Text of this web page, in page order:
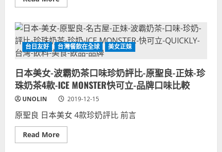
相
臉-
相
似
度
九
彰
察
蕭
富
元-
民
黨
2020
立
委
選
舉
候
選
人
蔣
萬
安
more
樂
優
彌
撞
臉
家
興，
日
本
演
員
神
似
民
黨
發
台日友好 台灣餐飲在全球 美女正妹
日本美女-波霸奶茶口味珍奶評比-原聖良-正妹-珍
珠奶茶4款-ICE MONSTER快可立-品牌口味比較
UNOLIN 2019-12-15
原聖良 日本美女 4款珍奶評比 前言
Read MoreRead
more